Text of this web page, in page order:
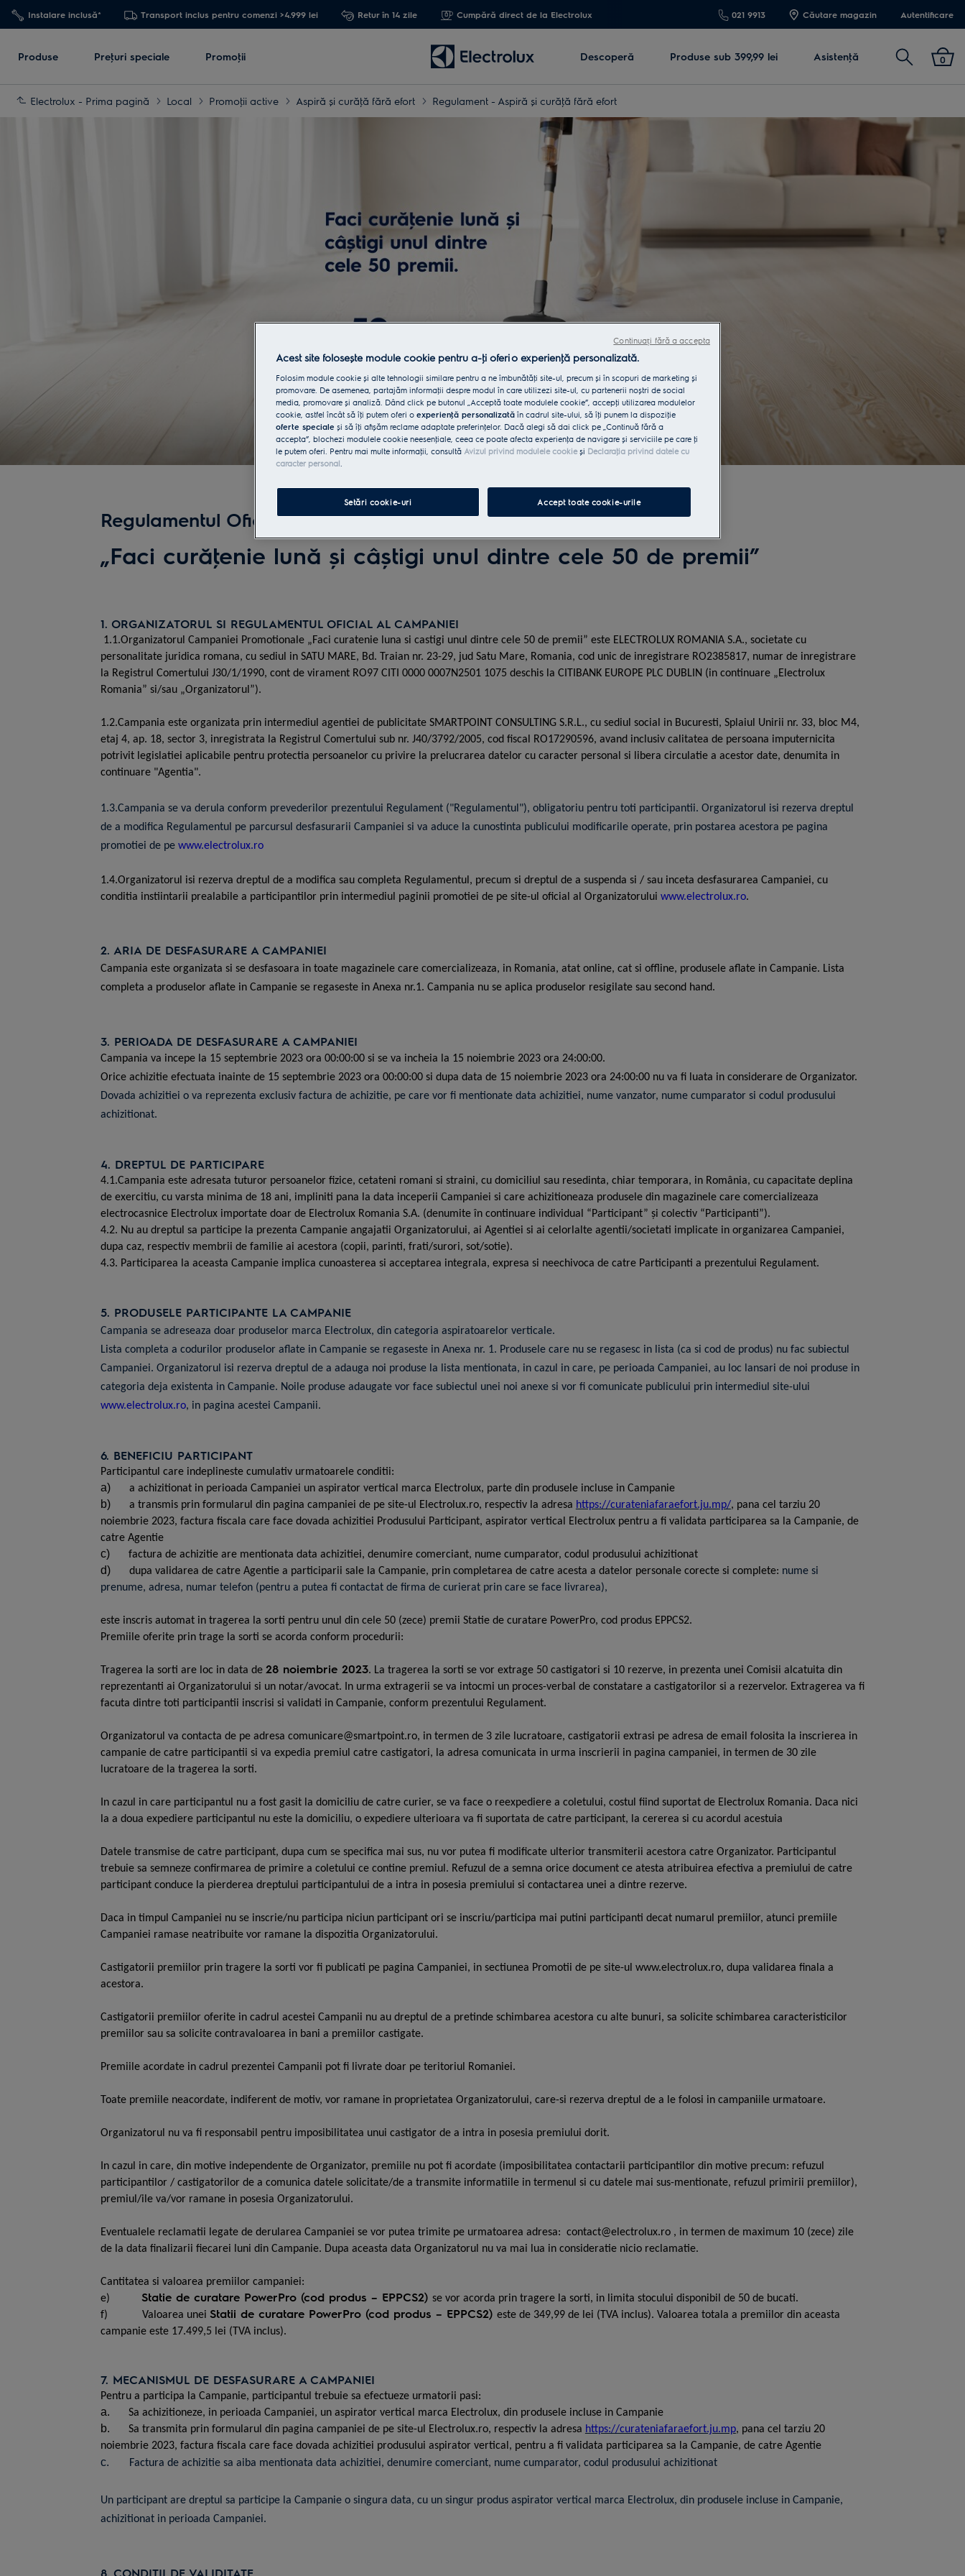
Instalare inclusă* Transport inclus pentru comenzi >4.999 lei Retur în 14 zile Cumpără direct de la Electrolux 021 9913 Căutare magazin Autentificare
Produse Preţuri speciale Promoţii Descoperă Produse sub 399,99 lei Asistenţă Cautare 0
Electrolux - Prima pagină Local Promoţii active Aspiră și curăţă fără efort Regulament - Aspiră și curăţă fără efort
Regulamentul Oficial al Campaniei
„Faci curăţenie lună și câștigi unul dintre cele 50 de premii”
1. ORGANIZATORUL SI REGULAMENTUL OFICIAL AL CAMPANIEI
1.1.Organizatorul Campaniei Promotionale „Faci curatenie luna si castigi unul dintre cele 50 de premii” este ELECTROLUX ROMANIA S.A., societate cu
personalitate juridica romana, cu sediul in SATU MARE, Bd. Traian nr. 23-29, jud Satu Mare, Romania, cod unic de inregistrare RO2385817, numar de inregistrare
la Registrul Comertului J30/1/1990, cont de virament RO97 CITI 0000 0007N2501 1075 deschis la CITIBANK EUROPE PLC DUBLIN (in continuare „Electrolux
Romania” si/sau „Organizatorul”).
1.2.Campania este organizata prin intermediul agentiei de publicitate SMARTPOINT CONSULTING S.R.L., cu sediul social in Bucuresti, Splaiul Unirii nr. 33, bloc M4,
etaj 4, ap. 18, sector 3, inregistrata la Registrul Comertului sub nr. J40/3792/2005, cod fiscal RO17290596, avand inclusiv calitatea de persoana imputernicita
potrivit legislatiei aplicabile pentru protectia persoanelor cu privire la prelucrarea datelor cu caracter personal si libera circulatie a acestor date, denumita in
continuare "Agentia".
1.3.Campania se va derula conform prevederilor prezentului Regulament ("Regulamentul"), obligatoriu pentru toti participantii. Organizatorul isi rezerva dreptul
de a modifica Regulamentul pe parcursul desfasurarii Campaniei si va aduce la cunostinta publicului modificarile operate, prin postarea acestora pe pagina
promotiei de pe www.electrolux.ro
1.4.Organizatorul isi rezerva dreptul de a modifica sau completa Regulamentul, precum si dreptul de a suspenda si / sau inceta desfasurarea Campaniei, cu
conditia instiintarii prealabile a participantilor prin intermediul paginii promotiei de pe site-ul oficial al Organizatorului www.electrolux.ro.
2. ARIA DE DESFASURARE A CAMPANIEI
Campania este organizata si se desfasoara in toate magazinele care comercializeaza, in Romania, atat online, cat si offline, produsele aflate in Campanie. Lista
completa a produselor aflate in Campanie se regaseste in Anexa nr.1. Campania nu se aplica produselor resigilate sau second hand.
3. PERIOADA DE DESFASURARE A CAMPANIEI
Campania va incepe la 15 septembrie 2023 ora 00:00:00 si se va incheia la 15 noiembrie 2023 ora 24:00:00.
Orice achizitie efectuata inainte de 15 septembrie 2023 ora 00:00:00 si dupa data de 15 noiembrie 2023 ora 24:00:00 nu va fi luata in considerare de Organizator.
Dovada achizitiei o va reprezenta exclusiv factura de achizitie, pe care vor fi mentionate data achizitiei, nume vanzator, nume cumparator si codul produsului
achizitionat.
4. DREPTUL DE PARTICIPARE
4.1.Campania este adresata tuturor persoanelor fizice, cetateni romani si straini, cu domiciliul sau resedinta, chiar temporara, in România, cu capacitate deplina
de exercitiu, cu varsta minima de 18 ani, impliniti pana la data inceperii Campaniei si care achizitioneaza produsele din magazinele care comercializeaza
electrocasnice Electrolux importate doar de Electrolux Romania S.A. (denumite în continuare individual “Participant” și colectiv “Participanti”).
4.2. Nu au dreptul sa participe la prezenta Campanie angajatii Organizatorului, ai Agentiei si ai celorlalte agentii/societati implicate in organizarea Campaniei,
dupa caz, respectiv membrii de familie ai acestora (copii, parinti, frati/surori, sot/sotie).
4.3. Participarea la aceasta Campanie implica cunoasterea si acceptarea integrala, expresa si neechivoca de catre Participanti a prezentului Regulament.
5. PRODUSELE PARTICIPANTE LA CAMPANIE
Campania se adreseaza doar produselor marca Electrolux, din categoria aspiratoarelor verticale.
Lista completa a codurilor produselor aflate in Campanie se regaseste in Anexa nr. 1. Produsele care nu se regasesc in lista (ca si cod de produs) nu fac subiectul
Campaniei. Organizatorul isi rezerva dreptul de a adauga noi produse la lista mentionata, in cazul in care, pe perioada Campaniei, au loc lansari de noi produse in
categoria deja existenta in Campanie. Noile produse adaugate vor face subiectul unei noi anexe si vor fi comunicate publicului prin intermediul site-ului
www.electrolux.ro, in pagina acestei Campanii.
6. BENEFICIU PARTICIPANT
Participantul care indeplineste cumulativ urmatoarele conditii:
a) a achizitionat in perioada Campaniei un aspirator vertical marca Electrolux, parte din produsele incluse in Campanie
b) a transmis prin formularul din pagina campaniei de pe site-ul Electrolux.ro, respectiv la adresa https://curateniafaraefort.ju.mp/, pana cel tarziu 20
noiembrie 2023, factura fiscala care face dovada achizitiei Produsului Participant, aspirator vertical Electrolux pentru a fi validata participarea sa la Campanie, de
catre Agentie
c) factura de achizitie are mentionata data achizitiei, denumire comerciant, nume cumparator, codul produsului achizitionat
d) dupa validarea de catre Agentie a participarii sale la Campanie, prin completarea de catre acesta a datelor personale corecte si complete: nume si
prenume, adresa, numar telefon (pentru a putea fi contactat de firma de curierat prin care se face livrarea),
este inscris automat in tragerea la sorti pentru unul din cele 50 (zece) premii Statie de curatare PowerPro, cod produs EPPCS2.
Premiile oferite prin trage la sorti se acorda conform procedurii:
Tragerea la sorti are loc in data de 28 noiembrie 2023. La tragerea la sorti se vor extrage 50 castigatori si 10 rezerve, in prezenta unei Comisii alcatuita din
reprezentanti ai Organizatorului si un notar/avocat. In urma extragerii se va intocmi un proces-verbal de constatare a castigatorilor si a rezervelor. Extragerea va fi
facuta dintre toti participantii inscrisi si validati in Campanie, conform prezentului Regulament.
Organizatorul va contacta de pe adresa comunicare@smartpoint.ro, in termen de 3 zile lucratoare, castigatorii extrasi pe adresa de email folosita la inscrierea in
campanie de catre participantii si va expedia premiul catre castigatori, la adresa comunicata in urma inscrierii in pagina campaniei, in termen de 30 zile
lucratoare de la tragerea la sorti.
In cazul in care participantul nu a fost gasit la domiciliu de catre curier, se va face o reexpediere a coletului, costul fiind suportat de Electrolux Romania. Daca nici
la a doua expediere participantul nu este la domiciliu, o expediere ulterioara va fi suportata de catre participant, la cererea si cu acordul acestuia
Datele transmise de catre participant, dupa cum se specifica mai sus, nu vor putea fi modificate ulterior transmiterii acestora catre Organizator. Participantul
trebuie sa semneze confirmarea de primire a coletului ce contine premiul. Refuzul de a semna orice document ce atesta atribuirea efectiva a premiului de catre
participant conduce la pierderea dreptului participantului de a intra in posesia premiului si contactarea unei a dintre rezerve.
Daca in timpul Campaniei nu se inscrie/nu participa niciun participant ori se inscriu/participa mai putini participanti decat numarul premiilor, atunci premiile
Campaniei ramase neatribuite vor ramane la dispozitia Organizatorului.
Castigatorii premiilor prin tragere la sorti vor fi publicati pe pagina Campaniei, in sectiunea Promotii de pe site-ul www.electrolux.ro, dupa validarea finala a
acestora.
Castigatorii premiilor oferite in cadrul acestei Campanii nu au dreptul de a pretinde schimbarea acestora cu alte bunuri, sa solicite schimbarea caracteristicilor
premiilor sau sa solicite contravaloarea in bani a premiilor castigate.
Premiile acordate in cadrul prezentei Campanii pot fi livrate doar pe teritoriul Romaniei.
Toate premiile neacordate, indiferent de motiv, vor ramane in proprietatea Organizatorului, care-si rezerva dreptul de a le folosi in campaniile urmatoare.
Organizatorul nu va fi responsabil pentru imposibilitatea unui castigator de a intra in posesia premiului dorit.
In cazul in care, din motive independente de Organizator, premiile nu pot fi acordate (imposibilitatea contactarii participantilor din motive precum: refuzul
participantilor / castigatorilor de a comunica datele solicitate/de a transmite informatiile in termenul si cu datele mai sus-mentionate, refuzul primirii premiilor),
premiul/ile va/vor ramane in posesia Organizatorului.
Eventualele reclamatii legate de derularea Campaniei se vor putea trimite pe urmatoarea adresa: contact@electrolux.ro , in termen de maximum 10 (zece) zile
de la data finalizarii fiecarei luni din Campanie. Dupa aceasta data Organizatorul nu va mai lua in consideratie nicio reclamatie.
Cantitatea si valoarea premiilor campaniei:
e)
Statie de curatare PowerPro (cod produs – EPPCS2) se vor acorda prin tragere la sorti, in limita stocului disponibil de 50 de bucati.
f)
Valoarea unei Statii de curatare PowerPro (cod produs – EPPCS2) este de 349,99 de lei (TVA inclus). Valoarea totala a premiilor din aceasta
campanie este 17.499,5 lei (TVA inclus).
7. MECANISMUL DE DESFASURARE A CAMPANIEI
Pentru a participa la Campanie, participantul trebuie sa efectueze urmatorii pasi:
a. Sa achizitioneze, in perioada Campaniei, un aspirator vertical marca Electrolux, din produsele incluse in Campanie
b. Sa transmita prin formularul din pagina campaniei de pe site-ul Electrolux.ro, respectiv la adresa https://curateniafaraefort.ju.mp, pana cel tarziu 20
noiembrie 2023, factura fiscala care face dovada achizitiei produsului aspirator vertical, pentru a fi validata participarea sa la Campanie, de catre Agentie
c. Factura de achizitie sa aiba mentionata data achizitiei, denumire comerciant, nume cumparator, codul produsului achizitionat
Un participant are dreptul sa participe la Campanie o singura data, cu un singur produs aspirator vertical marca Electrolux, din produsele incluse in Campanie,
achizitionat in perioada Campaniei.
8. CONDITII DE VALIDITATE
Acest site folosește module cookie pentru a-ţi oferi o experienţă personalizată.
Folosim module cookie și alte tehnologii similare pentru a ne îmbunătăţi site-ul, precum și în scopuri de marketing și
promovare. De asemenea, partajăm informaţii despre modul în care utilizezi site-ul, cu partenerii noștri de social
media, promovare și analiză. Dând click pe butonul „Acceptă toate modulele cookie”, accepţi utilizarea modulelor
cookie, astfel încât să îţi putem oferi o experienţă personalizată în cadrul site-ului, să îţi punem la dispoziţie
oferte speciale și să îţi afișăm reclame adaptate preferinţelor. Dacă alegi să dai click pe „Continuă fără a
accepta”, blochezi modulele cookie neesenţiale, ceea ce poate afecta experienţa de navigare și serviciile pe care ţi
le putem oferi. Pentru mai multe informaţii, consultă Avizul privind modulele cookieși Declaraţia privind datele cu
caracter personal.
Setări cookie-uri Accept toate cookie-urile
Continuați fără a accepta